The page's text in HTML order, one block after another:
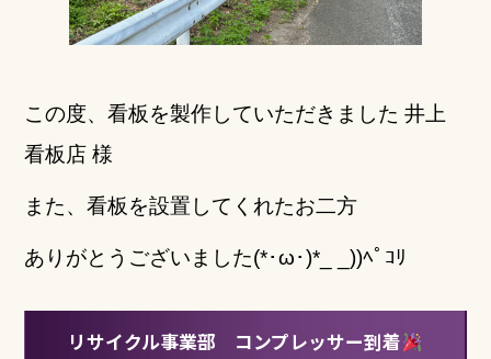
この度、看板を製作していただきました 井上
看板店 様
また、看板を設置してくれたお二方
ありがとうございました(*･ω･)*_ _))ﾍﾟｺﾘ
リサイクル事業部 コンプレッサー到着